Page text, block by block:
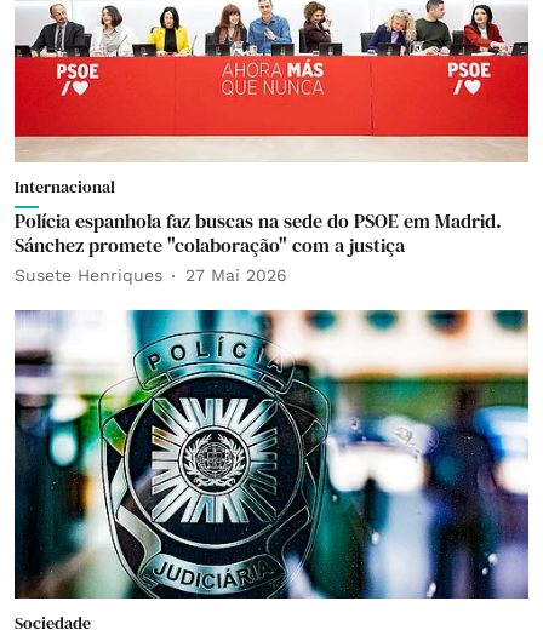
Internacional
Polícia espanhola faz buscas na sede do PSOE em Madrid.
Sánchez promete "colaboração" com a justiça
Susete Henriques 27 Mai 2026
Sociedade